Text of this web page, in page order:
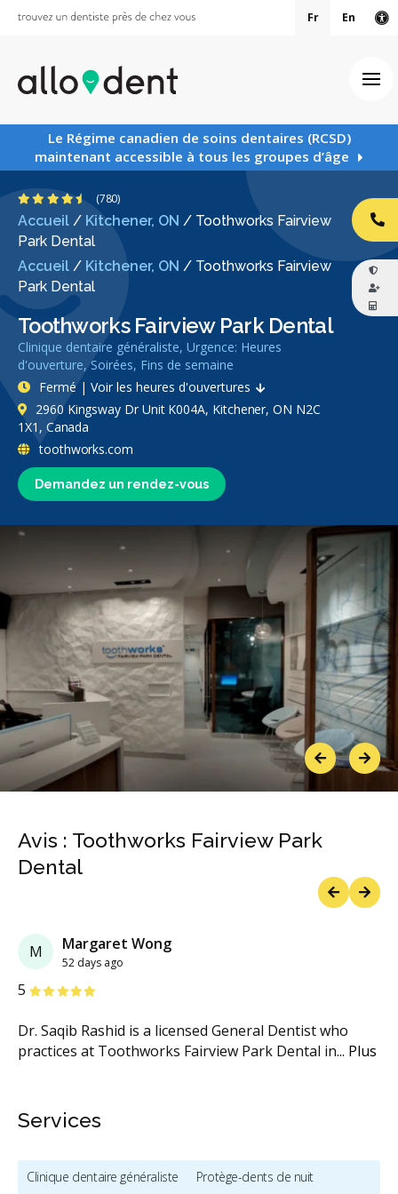
Fr En
Le Régime canadien de soins dentaires (RCSD)
maintenant accessible à tous les groupes d’âge
Accueil / Kitchener, ON / Toothworks Fairview
Park Dental
Accueil / Kitchener, ON / Toothworks Fairview
Park Dental
Toothworks Fairview Park Dental
Clinique dentaire généraliste, Urgence: Heures
d'ouverture, Soirées, Fins de semaine
4.5 étoiles
(780)
Demandez un rendez-vous
Fermé | Voir les heures d'ouvertures
2960 Kingsway Dr Unit K004A, Kitchener, ON N2C
1X1, Canada
toothworks.com
PreviousNext
Avis : Toothworks Fairview Park
Dental
M Margaret Wong
52 days ago
5 étoiles
Dr. Saqib Rashid is a licensed General Dentist who
practices at Toothworks Fairview Park Dental in... Plus
étoiles
étoiles
étoiles
étoiles
Services
Clinique dentaire généraliste
Protège-dents de nuit